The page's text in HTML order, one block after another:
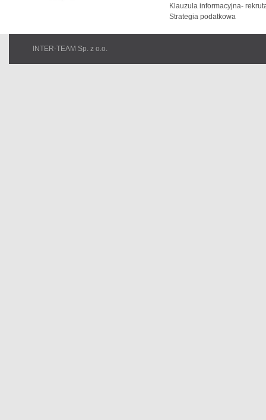
Klauzula informacyjna-
Strategia podatkowa
INTER-TEAM Sp. z o.o.